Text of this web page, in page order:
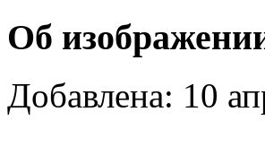
Об
Добавлена: 10